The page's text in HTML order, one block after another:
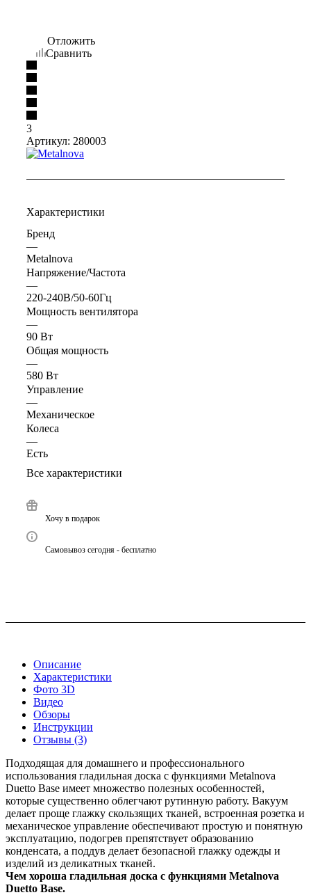
Отложить
Сравнить
3
Артикул: 280003
Характеристики
Бренд
—
Metalnova
Напряжение/Частота
—
220-240В/50-60Гц
Мощность вентилятора
—
90 Вт
Общая мощность
—
580 Вт
Управление
—
Механическое
Колеса
—
Есть
Все характеристики
Хочу в подарок
Самовывоз сегодня - бесплатно
Описание
Характеристики
Фото 3D
Видео
Обзоры
Инструкции
Отзывы (3)
Подходящая для домашнего и профессионального
использования гладильная доска с функциями Metalnova
Duetto Base имеет множество полезных особенностей,
которые существенно облегчают рутинную работу. Вакуум
делает проще глажку скользящих тканей, встроенная розетка и
механическое управление обеспечивают простую и понятную
эксплуатацию, подогрев препятствует образованию
конденсата, а поддув делает безопасной глажку одежды и
изделий из деликатных тканей.
Чем хороша гладильная доска с функциями Metalnova
Duetto Base.